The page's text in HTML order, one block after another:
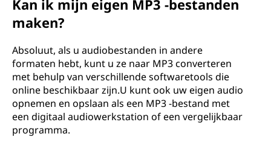
Kan ik mijn eigen MP3 -bestanden
maken?
Absoluut, als u audiobestanden in andere
formaten hebt, kunt u ze naar MP3 converteren
met behulp van verschillende softwaretools die
online beschikbaar zijn.U kunt ook uw eigen audio
opnemen en opslaan als een MP3 -bestand met
een digitaal audiowerkstation of een vergelijkbaar
programma.